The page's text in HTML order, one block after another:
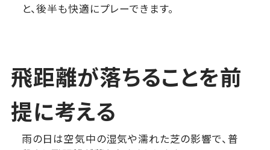
と、後半も快適にプレーできます。
飛距離が落ちることを前
提に考える
雨の日は空気中の湿気や濡れた芝の影響で、普